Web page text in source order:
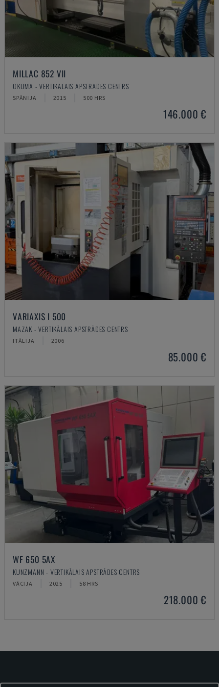
MILLAC 852 VII
OKUMA - VERTIKĀLAIS APSTRĀDES CENTRS
SPĀNIJA 2015 500 HRS
146.000 €
VARIAXIS I 500
MAZAK - VERTIKĀLAIS APSTRĀDES CENTRS
ITĀLIJA 2006
85.000 €
WF 650 5AX
KUNZMANN - VERTIKĀLAIS APSTRĀDES CENTRS
VĀCIJA 2025 58 HRS
218.000 €